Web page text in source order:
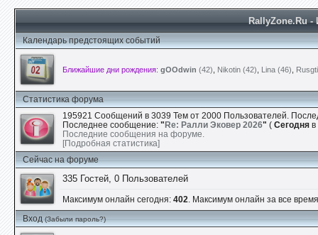
RallyZone.Ru
Календарь предстоящих событий
Ближайшие дни рождения: gOOdwin (42) Nikotin (42) Lina (46)
Статистика форума
195921 Сообщений в 3039 Тем от 2000 Пользователей.
Последнее сообщение: "Re: Ралли Эковер 2026" ( Сегодня в
Последние сообщения на форуме.
[Подробная статистика]
Сейчас на форуме
335 Гостей, 0 Пользователей
Максимум онлайн сегодня: 402 . Максимум онлайн за все
Вход(Забыли пароль?)